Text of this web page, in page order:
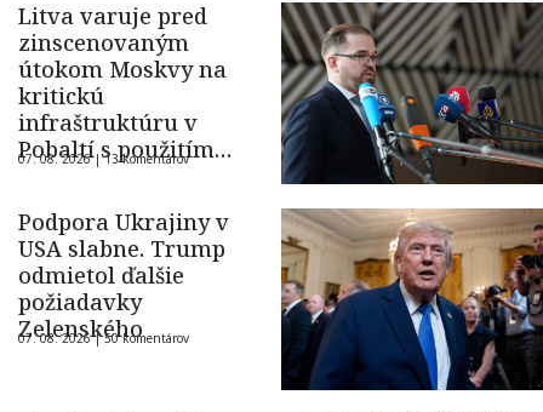
Litva varuje pred
zinscenovaným
útokom Moskvy na
kritickú
infraštruktúru v
Pobaltí s použitím
ukrajinského dronu
07. 08. 2026 |13 komentárov
Podpora Ukrajiny v
USA slabne. Trump
odmietol ďalšie
požiadavky
Zelenského
07. 08. 2026 |50 komentárov